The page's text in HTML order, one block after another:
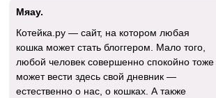
Мяау.
Котейка.ру — сайт, на котором любая
кошка может стать блоггером. Мало того,
любой человек совершенно спокойно тоже
может вести здесь свой дневник —
естественно о нас, о кошках. А также